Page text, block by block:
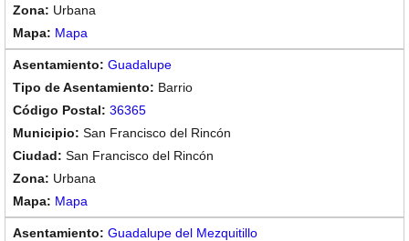
Urbana
Mapa
Guadalupe
Barrio
36365
San Francisco del Rincón
San Francisco del Rincón
Urbana
Mapa
Guadalupe del Mezquitillo